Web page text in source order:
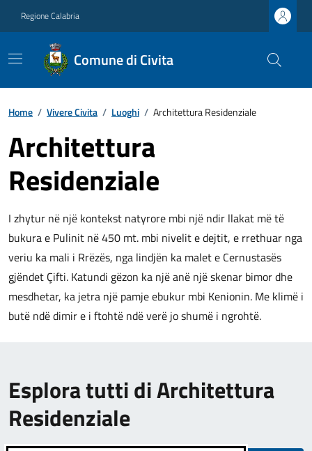
Regione Calabria
Comune di Civita
Home / Vivere Civita / Luoghi / Architettura Residenziale
Architettura
Residenziale
I zhytur në një kontekst natyrore mbi një ndir llakat më të
bukura e Pulinit në 450 mt. mbi nivelit e dejtit, e rrethuar nga
veriu ka mali i Rrëzës, nga lindjën ka malet e Cernustasës
gjëndet Çifti. Katundi gëzon ka një anë një skenar bimor dhe
mesdhetar, ka jetra një pamje ebukur mbi Kenionin. Me klimë i
butë ndë dimir e i ftohtë ndë verë jo shumë i ngrohtë.
Esplora tutti di Architettura
Residenziale